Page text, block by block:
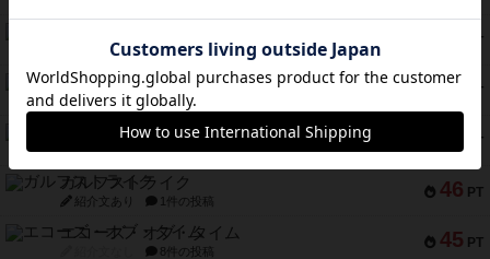
PT
紹介文なし 1件の投稿
59 PT
アンブッシュ！：ムーブアウト！
紹介文あり 1件の投稿
PT
キャプテン・フリップ：イスラ・ボンバ
紹介文なし 2件の投稿
46 PT
ガルフストライク
紹介文あり 1件の投稿
45 PT
エコーズ・オブ・タイム
8件の投稿